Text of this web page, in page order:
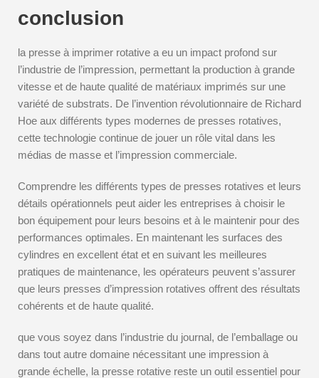
conclusion
la presse à imprimer rotative a eu un impact profond sur
l’industrie de l’impression, permettant la production à grande
vitesse et de haute qualité de matériaux imprimés sur une
variété de substrats. De l’invention révolutionnaire de Richard
Hoe aux différents types modernes de presses rotatives,
cette technologie continue de jouer un rôle vital dans les
médias de masse et l’impression commerciale.
Comprendre les différents types de presses rotatives et leurs
détails opérationnels peut aider les entreprises à choisir le
bon équipement pour leurs besoins et à le maintenir pour des
performances optimales. En maintenant les surfaces des
cylindres en excellent état et en suivant les meilleures
pratiques de maintenance, les opérateurs peuvent s’assurer
que leurs presses d’impression rotatives offrent des résultats
cohérents et de haute qualité.
que vous soyez dans l’industrie du journal, de l’emballage ou
dans tout autre domaine nécessitant une impression à
grande échelle, la presse rotative reste un outil essentiel pour